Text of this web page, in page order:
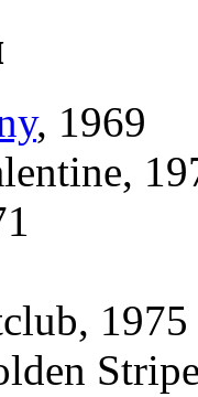
, 1969
1975